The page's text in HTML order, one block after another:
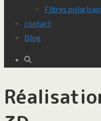
Filtres
contact
Blog